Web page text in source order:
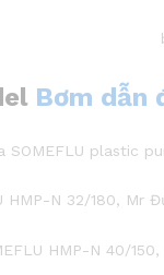
Bơm dẫn
SOMEFLU plastic
HMP-N 32/180, Mr
HMP-N 40/